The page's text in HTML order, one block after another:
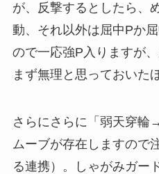
が、反撃するとしたら、
動、それ以外は屈中Pか
ので一応強P入りますが
まず無理と思っておいた
さらにさらに「弱天穿輪
ムーブが存在しますので
る連携）。しゃがみガー